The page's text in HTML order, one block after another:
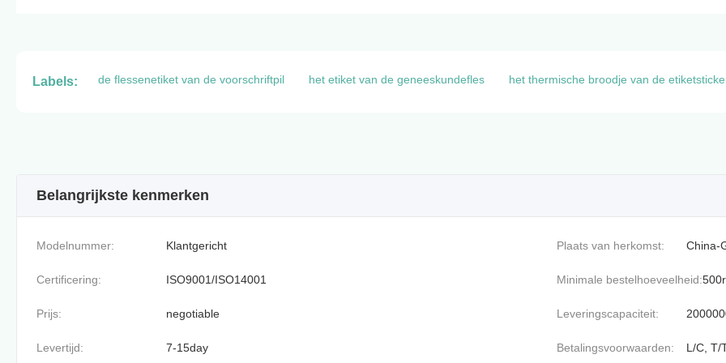
Labels: de flessenetiket van de voorschriftpil het etiket van de geneeskundefles het thermische broodje van de
Belangrijkste kenmerken
Modelnummer: Klantgericht Plaats van herkomst: China-
Certificering: ISO9001/ISO14001 Minimale bestelhoeveelheid:
Prijs: negotiable Leveringscapaciteit:
Levertijd: 7-15day Betalingsvoorwaarden: L/C, T/